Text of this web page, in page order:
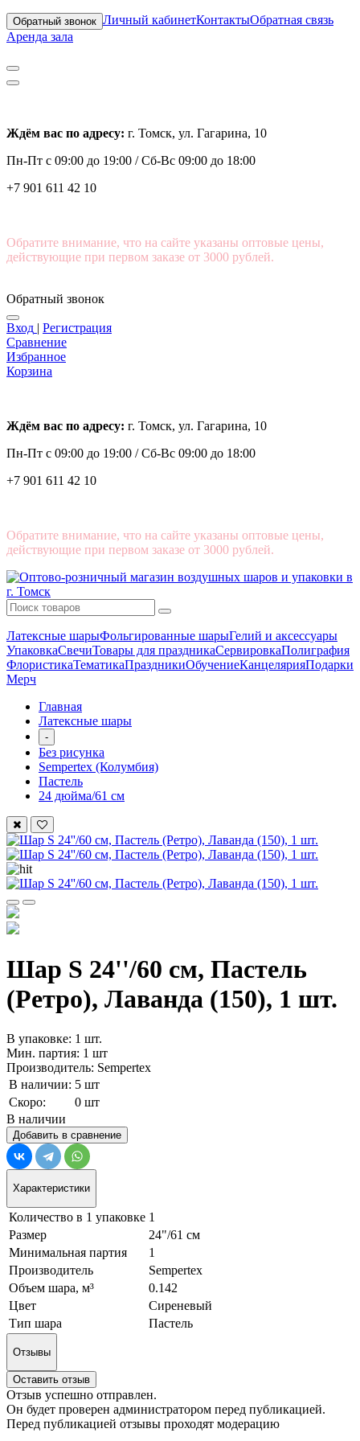
Обратный звонок Личный кабинетКонтактыОбратная связь
Аренда зала
Ждём вас по адресу: г. Томск, ул. Гагарина, 10
Пн-Пт с 09:00 до 19:00 /Сб-Вс 09:00 до 18:00
+7 901 611 42 10
Обратите внимание, что на сайте указаны оптовые цены,
действующие при первом заказе от 3000 рублей.
Обратный звонок
Вход | Регистрация
Сравнение
Избранное
Корзина
Ждём вас по адресу: г. Томск, ул. Гагарина, 10
Пн-Пт с 09:00 до 19:00 /Сб-Вс 09:00 до 18:00
+7 901 611 42 10
Обратите внимание, что на сайте указаны оптовые цены,
действующие при первом заказе от 3000 рублей.
Латексные шарыФольгированные шарыГелий и аксессуары
УпаковкаСвечиТовары для праздникаСервировкаПолиграфия
ФлористикаТематикаПраздникиОбучениеКанцелярияПодарки
Мерч
Главная
Латексные шары
-
Без рисунка
Sempertex (Колумбия)
Пастель
24 дюйма/61 см
Шар S 24''/60 см, Пастель
(Ретро), Лаванда (150), 1 шт.
В упаковке: 1 шт.
Мин. партия: 1 шт
Производитель: Sempertex
В наличии: 5 шт
Скоро:
0 шт
В наличии
Добавить в сравнение
Характеристики
Количество в 1 упаковке 1
Размер
24"/61 см
Минимальная партия
1
Производитель
Sempertex
Объем шара, м³
0.142
Цвет
Сиреневый
Тип шара
Пастель
Отзывы
Оставить отзыв
Отзыв успешно отправлен.
Он будет проверен администратором перед публикацией.
Перед публикацией отзывы проходят модерацию